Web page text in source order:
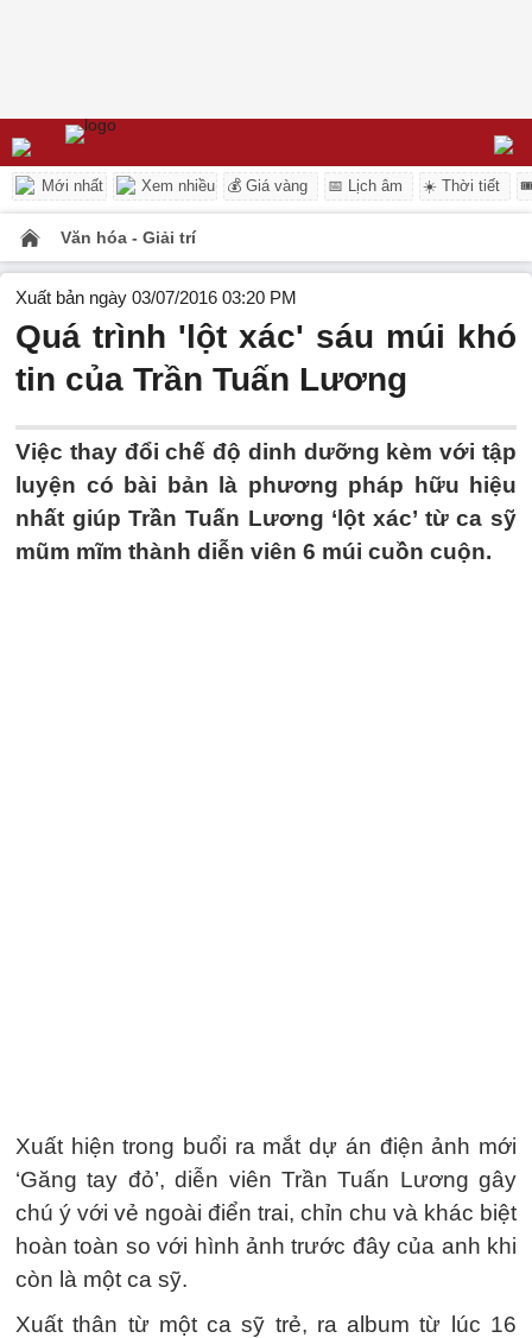
Mới nhất Xem nhiều 💰 Giá vàng 📅 Lịch âm ☀️ Thời tiết
Văn hóa - Giải trí
Xuất bản ngày 03/07/2016 03:20 PM
Quá trình 'lột xác' sáu múi khó
tin của Trần Tuấn Lương
Việc thay đổi chế độ dinh dưỡng kèm với tập
luyện có bài bản là phương pháp hữu hiệu
nhất giúp Trần Tuấn Lương ‘lột xác’ từ ca sỹ
mũm mĩm thành diễn viên 6 múi cuồn cuộn.
Xuất hiện trong buổi ra mắt dự án điện ảnh mới
‘Găng tay đỏ’, diễn viên Trần Tuấn Lương gây
chú ý với vẻ ngoài điển trai, chỉn chu và khác biệt
hoàn toàn so với hình ảnh trước đây của anh khi
còn là một ca sỹ.
Xuất thân từ một ca sỹ trẻ, ra album từ lúc 16